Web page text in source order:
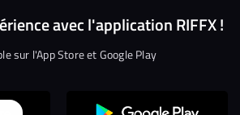
avec l'application RIFFX !
sur l'App Store et Google Play